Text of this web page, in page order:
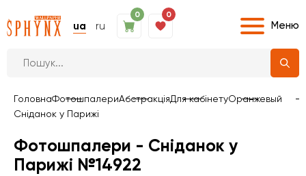
ua ru
0 0
Меню
ГоловнаФотошпалериАбстракціяДля кабінетуОранжевый
Сніданок у Парижі
Фотошпалери - Сніданок у
Парижі №14922